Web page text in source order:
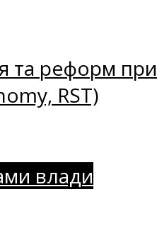
та реформ
RST)
влади